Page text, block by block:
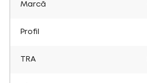
Marcă
Profil
TRA